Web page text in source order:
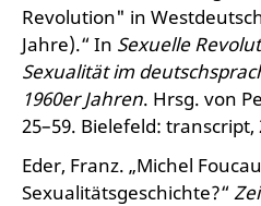
Revolution" in
Jahre).“ In Sexuelle
Sexualität im
1960er Jahren. Hrsg. von
25–59. Bielefeld: transcript,
Eder, Franz. „Michel
Sexualitätsgeschichte?“